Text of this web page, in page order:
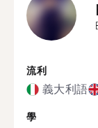
流利
義大利語
學